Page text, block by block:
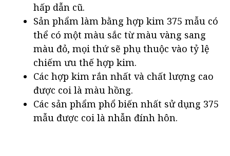
hấp dẫn cũ.
Sản phẩm làm bằng hợp kim 375 mẫu có
thể có một màu sắc từ màu vàng sang
màu đỏ, mọi thứ sẽ phụ thuộc vào tỷ lệ
chiếm ưu thế hợp kim.
Các hợp kim rắn nhất và chất lượng cao
được coi là màu hồng.
Các sản phẩm phổ biến nhất sử dụng 375
mẫu được coi là nhẫn đính hôn.